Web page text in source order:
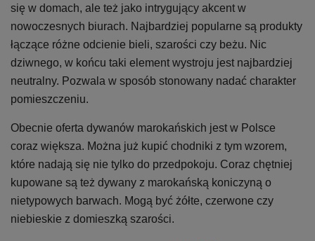
się w domach, ale też jako intrygujący akcent w
nowoczesnych biurach. Najbardziej popularne są produkty
łączące różne odcienie bieli, szarości czy beżu. Nic
dziwnego, w końcu taki element wystroju jest najbardziej
neutralny. Pozwala w sposób stonowany nadać charakter
pomieszczeniu.
Obecnie oferta dywanów marokańskich jest w Polsce
coraz większa. Można już kupić chodniki z tym wzorem,
które nadają się nie tylko do przedpokoju. Coraz chętniej
kupowane są też dywany z marokańską koniczyną o
nietypowych barwach. Mogą być żółte, czerwone czy
niebieskie z domieszką szarości.